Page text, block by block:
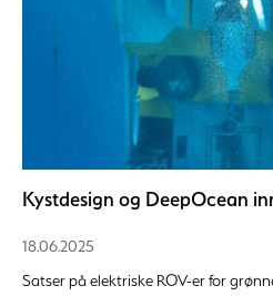
Kystdesign og DeepOcean
18.06.2025
Satser på elektriske ROV-er for